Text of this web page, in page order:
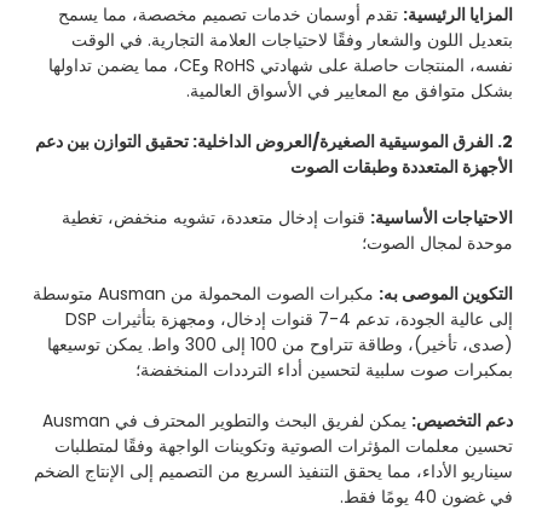
المزايا الرئيسية: تقدم أوسمان خدمات تصميم مخصصة، مما يسمح
بتعديل اللون والشعار وفقًا لاحتياجات العلامة التجارية. في الوقت
نفسه، المنتجات حاصلة على شهادتي RoHS وCE، مما يضمن تداولها
بشكل متوافق مع المعايير في الأسواق العالمية.
2. الفرق الموسيقية الصغيرة/العروض الداخلية: تحقيق التوازن بين دعم
الأجهزة المتعددة وطبقات الصوت
الاحتياجات الأساسية: قنوات إدخال متعددة، تشويه منخفض، تغطية
موحدة لمجال الصوت؛
التكوين الموصى به:
مكبرات الصوت المحمولة من Ausman متوسطة
إلى عالية الجودة، تدعم 4-7 قنوات إدخال، ومجهزة بتأثيرات DSP
(صدى، تأخير)، وطاقة تتراوح من 100 إلى 300 واط. يمكن توسيعها
بمكبرات صوت سلبية لتحسين أداء الترددات المنخفضة؛
دعم التخصيص:
يمكن لفريق البحث والتطوير المحترف في Ausman
تحسين معلمات المؤثرات الصوتية وتكوينات الواجهة وفقًا لمتطلبات
سيناريو الأداء، مما يحقق التنفيذ السريع من التصميم إلى الإنتاج الضخم
في غضون 40 يومًا فقط.